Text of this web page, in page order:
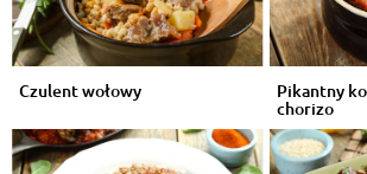
Czulent wołowy Pikantny
chorizo